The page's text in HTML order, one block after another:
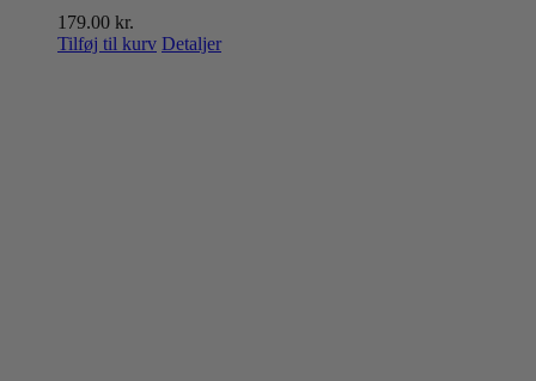
179.00 kr.
Tilføj til kurv Detaljer